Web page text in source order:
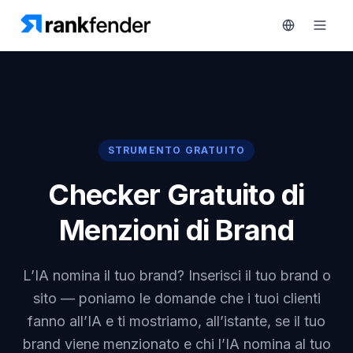
MONITORA
Monitoraggio
concorrenti
Intelligenza
Risorse
Strumenti
Prezzi
Prenota
STRUMENTO GRATUITO
Checker Gratuito di
Menzioni di Brand
L’IA nomina il tuo brand? Inserisci il tuo brand o
sito — poniamo le domande che i tuoi clienti
fanno all’IA e ti mostriamo, all’istante, se il tuo
brand viene menzionato e chi l’IA nomina al tuo